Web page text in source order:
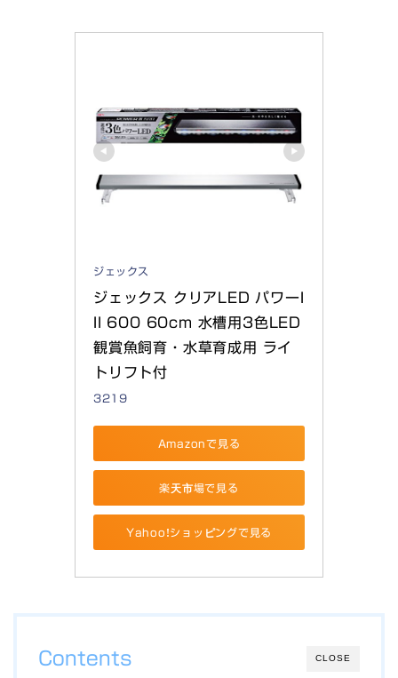
ジェックス
ジェックス クリアLED パワーI
II 600 60cm 水槽用3色LED
観賞魚飼育・水草育成用 ライ
トリフト付
3219
Amazonで見る
楽天市場で見る
Yahoo!ショッピングで見る
CLOSE
Contents